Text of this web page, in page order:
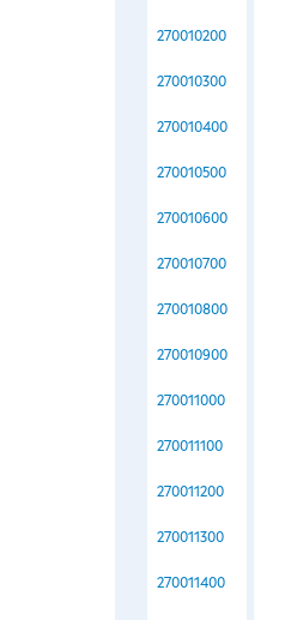
270010200
270010300
270010400
270010500
270010600
270010700
270010800
270010900
270011000
270011100
270011200
270011300
270011400